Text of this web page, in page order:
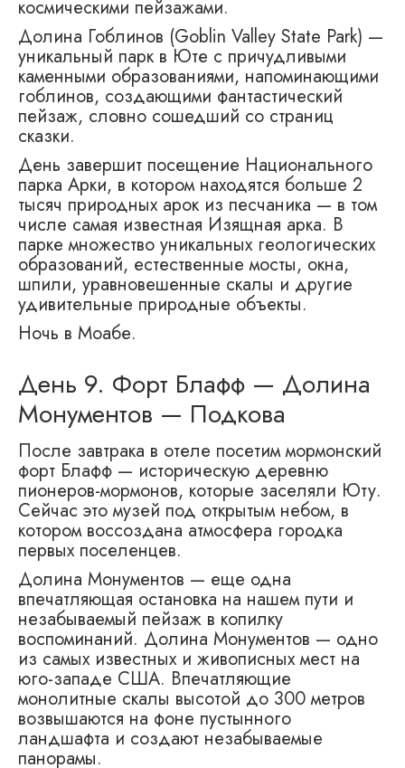
космическими пейзажами.
Долина Гоблинов (Goblin Valley State Park) —
уникальный парк в Юте с причудливыми
каменными образованиями, напоминающими
гоблинов, создающими фантастический
пейзаж, словно сошедший со страниц
сказки.
День завершит посещение Национального
парка Арки, в котором находятся больше 2
тысяч природных арок из песчаника — в том
числе самая известная Изящная арка. В
парке множество уникальных геологических
образований, естественные мосты, окна,
шпили, уравновешенные скалы и другие
удивительные природные объекты.
Ночь в Моабе.
День 9. Форт Блафф — Долина
Монументов — Подкова
После завтрака в отеле посетим мормонский
форт Блафф — историческую деревню
пионеров-мормонов, которые заселяли Юту.
Сейчас это музей под открытым небом, в
котором воссоздана атмосфера городка
первых поселенцев.
Долина Монументов — еще одна
впечатляющая остановка на нашем пути и
незабываемый пейзаж в копилку
воспоминаний. Долина Монументов — одно
из самых известных и живописных мест на
юго-западе США. Впечатляющие
монолитные скалы высотой до 300 метров
возвышаются на фоне пустынного
ландшафта и создают незабываемые
панорамы.